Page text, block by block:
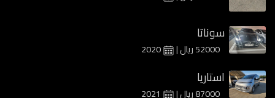
سوناتا
52000 ريال |
استاريا
87000 ريال |